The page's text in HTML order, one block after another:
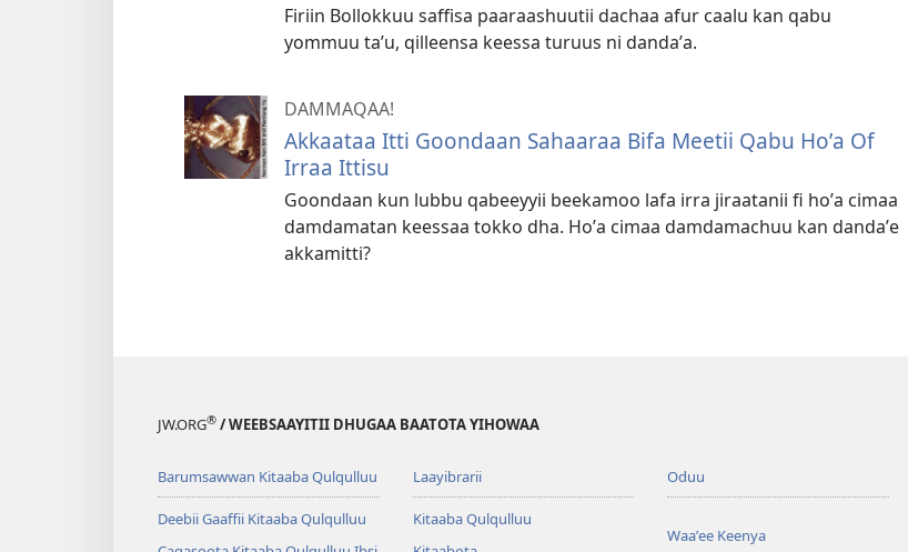
Firiin Bollokkuu saffisa paaraashuutii dachaa afur caalu kan qabu
yommuu taʼu, qilleensa keessa turuus ni dandaʼa.
DAMMAQAA!
Akkaataa Itti Goondaan Sahaaraa Bifa Meetii Qabu Hoʼa Of
Irraa Ittisu
Goondaan kun lubbu qabeeyyii beekamoo lafa irra jiraatanii fi hoʼa cimaa
damdamatan keessaa tokko dha. Hoʼa cimaa damdamachuu kan dandaʼe
akkamitti?
JW.ORG® / WEEBSAAYITII DHUGAA BAATOTA YIHOWAA
Barumsawwan Kitaaba Qulqulluu
Deebii Gaaffii Kitaaba Qulqulluu
Laayibrarii
Kitaaba Qulqulluu
Oduu
Waaʼee Keenya